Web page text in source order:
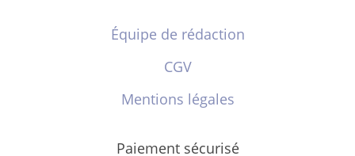
Équipe de rédaction
CGV
Mentions légales
Paiement sécurisé